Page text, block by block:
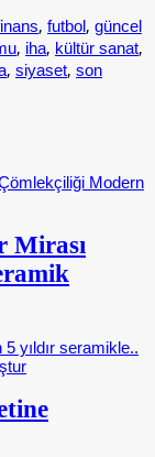
, futbol, güncel
, iha, kültür sanat,
, siyaset, son
Mirası
yıldır seramikle..